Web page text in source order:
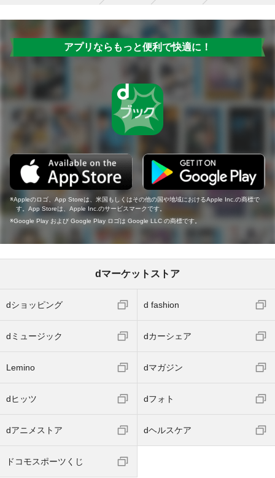
アプリならもっと便利で快適に！
Appleのロゴ、App Storeは、米国もしくはその他の国や地域におけるApple Inc.の商標で
す。App Storeは、Apple Inc.のサービスマークです。
Google Play および Google Play ロゴは Google LLC の商標です。
dマーケットストア
dショッピング d fashion
dミュージック dカーシェア
Lemino dマガジン
dヒッツ dフォト
dアニメストア dヘルスケア
ドコモスポーツくじ